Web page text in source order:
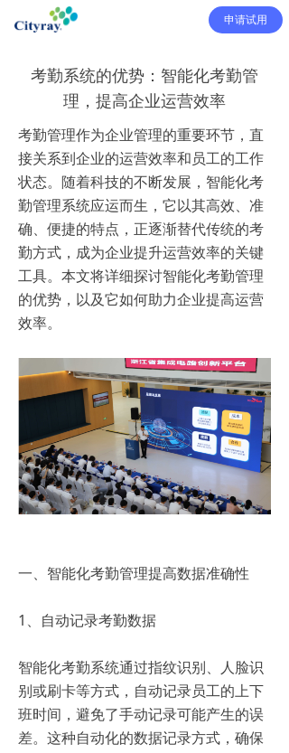
申请试用
考勤系统的优势：智能化考勤管
理，提高企业运营效率
考勤管理作为企业管理的重要环节，直
接关系到企业的运营效率和员工的工作
状态。随着科技的不断发展，智能化考
勤管理系统应运而生，它以其高效、准
确、便捷的特点，正逐渐替代传统的考
勤方式，成为企业提升运营效率的关键
工具。本文将详细探讨智能化考勤管理
的优势，以及它如何助力企业提高运营
效率。
一、智能化考勤管理提高数据准确性
1、自动记录考勤数据
智能化考勤系统通过指纹识别、人脸识
别或刷卡等方式，自动记录员工的上下
班时间，避免了手动记录可能产生的误
差。这种自动化的数据记录方式，确保